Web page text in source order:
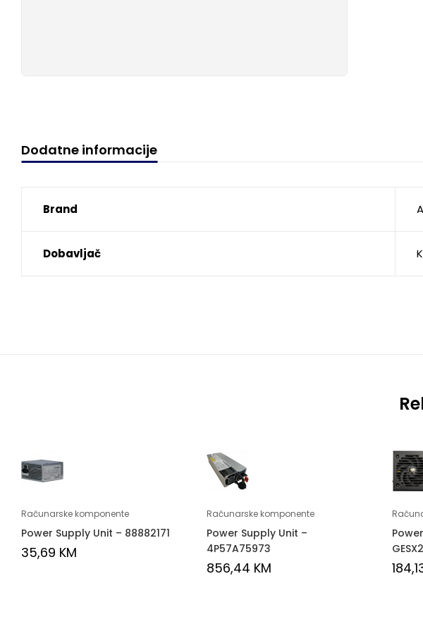
Dodatne informacije
Brand
Dobavljač
Računarske komponente
Power Supply Unit – 88882171
35,69 KM
Računarske komponente
Power Supply Unit –
4P57A75973
856,44 KM